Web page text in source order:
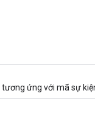
ứng với mã sự